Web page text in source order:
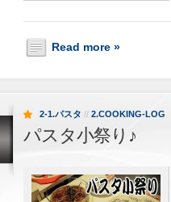
Read more »
2-1.パスタ // 2.COOKING-LOG
パスタ小祭り♪